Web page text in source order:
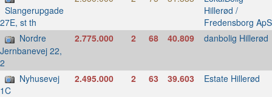
Slangerupgade
27E, st th
Hillerød /
Fredensborg ApS
Nordre
Jernbanevej 22,
2
2.775.000 2 68 40.809 danbolig Hillerød
Nyhusevej
1C
2.495.000 2 63 39.603 Estate Hillerød